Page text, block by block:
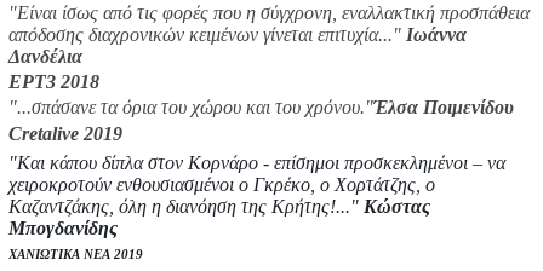
"Είναι ίσως από τις φορές που η σύγχρονη, εναλλακτική προσπάθεια
απόδοσης διαχρονικών κειμένων γίνεται επιτυχία..." Ιωάννα
Δανδέλια
ΕΡΤ3 2018
"...σπάσανε τα όρια του χώρου και του χρόνου."Έλσα Ποιμενίδου
Cretalive 2019
"Και κάπου δίπλα στον Κορνάρο - επίσημοι προσκεκλημένοι – να
χειροκροτούν ενθουσιασμένοι ο Γκρέκο, ο Χορτάτζης, ο
Καζαντζάκης, όλη η διανόηση της Κρήτης!..." Κώστας
Μπογδανίδης
ΧΑΝΙΩΤΙΚΑ ΝΕΑ 2019